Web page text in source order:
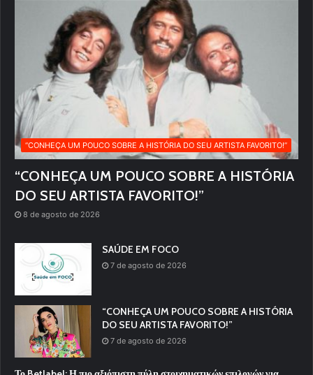
“CONHEÇA UM POUCO SOBRE A HISTÓRIA DO SEU ARTISTA FAVORITO!”
“CONHEÇA UM POUCO SOBRE A HISTÓRIA
DO SEU ARTISTA FAVORITO!”
8 de agosto de 2026
SAÚDE EM FOCO
7 de agosto de 2026
“CONHEÇA UM POUCO SOBRE A HISTÓRIA
DO SEU ARTISTA FAVORITO!”
7 de agosto de 2026